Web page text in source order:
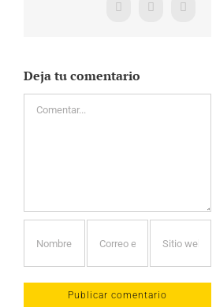
Facebook
X
Deja tu comentario